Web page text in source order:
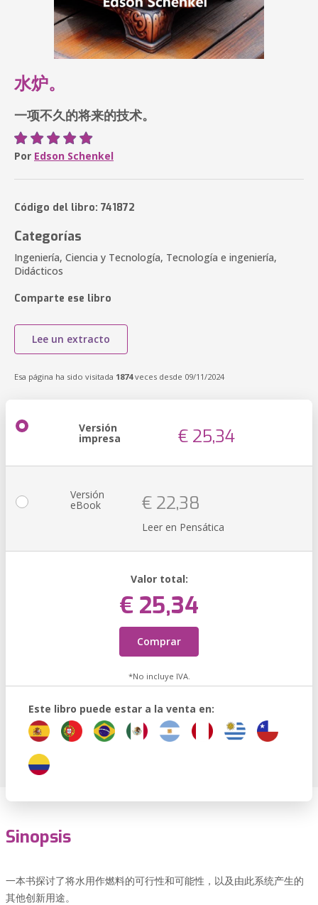
水炉。
一项不久的将来的技术。
Por Edson Schenkel
Código del libro: 741872
Categorías
Ingeniería, Ciencia y Tecnología, Tecnología e ingeniería,
Didácticos
Comparte ese libro
Lee un extracto
Esa página ha sido visitada 1874veces desde 09/11/2024
Versión
impresa € 25,34
Versión
eBook € 22,38
Leer en Pensática
Valor total:
€ 25,34
Comprar
*No incluye IVA.
Este libro puede estar a la venta en:
Sinopsis
一本书探讨了将水用作燃料的可行性和可能性，以及由此系统产生的
其他创新用途。